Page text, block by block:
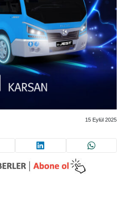
15 Eylül 2025